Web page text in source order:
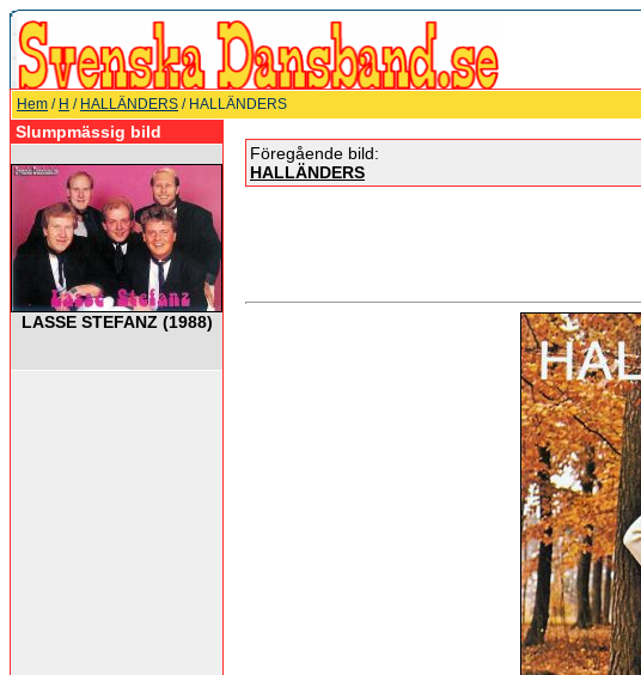
Hem / H / HALLÄNDERS / HALLÄNDERS
Slumpmässig bild
LASSE STEFANZ (1988)
Föregående bild:
HALLÄNDERS